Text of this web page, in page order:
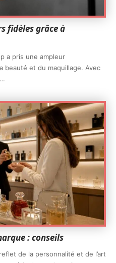
fidèles grâce à
a pris une ampleur
beauté et du maquillage. Avec
…
: conseils
de la personnalité et de l’art